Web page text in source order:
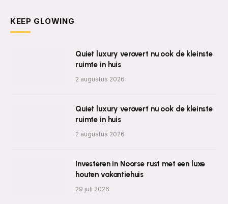
KEEP GLOWING
Quiet luxury verovert nu ook de kleinste
ruimte in huis
2 augustus 2026
Quiet luxury verovert nu ook de kleinste
ruimte in huis
2 augustus 2026
Investeren in Noorse rust met een luxe
houten vakantiehuis
29 juli 2026